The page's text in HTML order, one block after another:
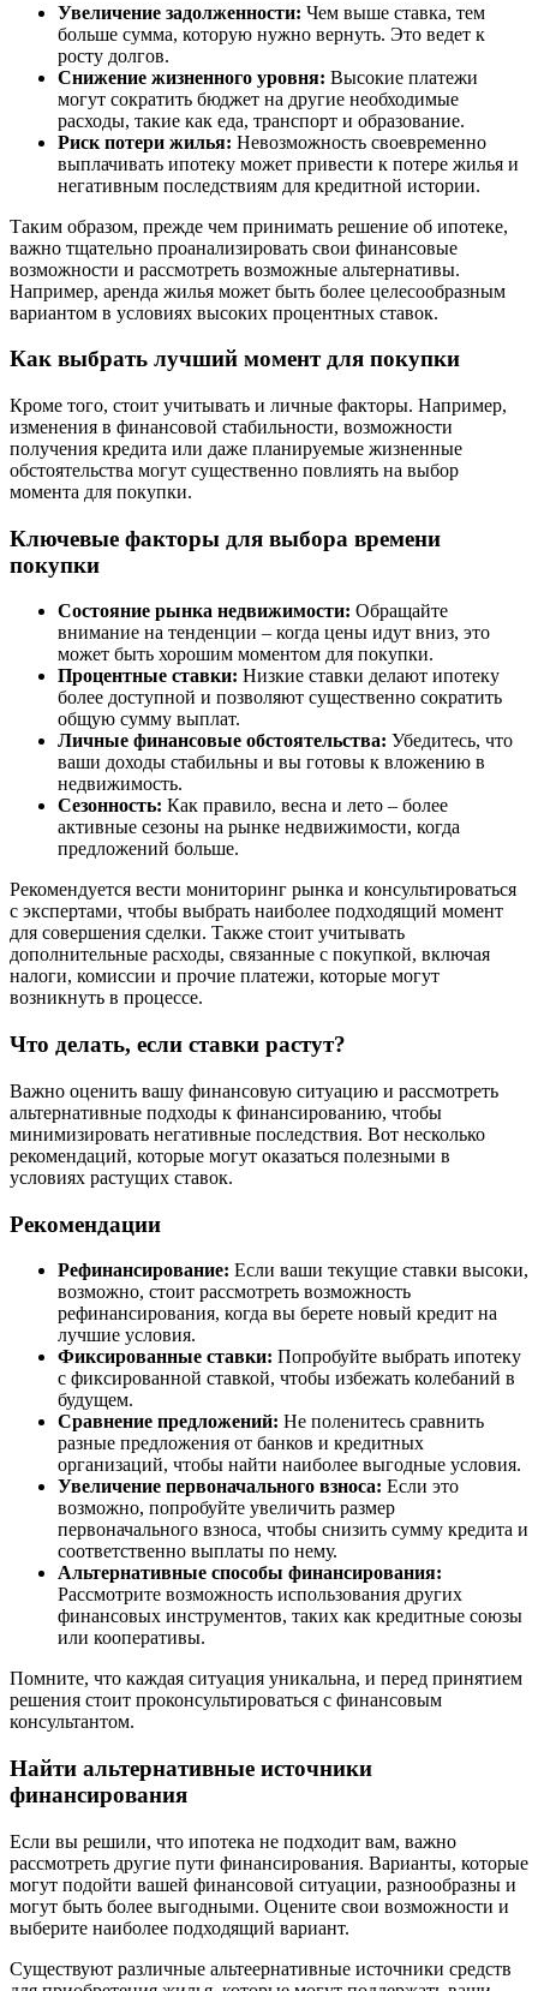
Увеличение задолженности: Чем выше ставка, тем
больше сумма, которую нужно вернуть. Это ведет к
росту долгов.
Снижение жизненного уровня: Высокие платежи
могут сократить бюджет на другие необходимые
расходы, такие как еда, транспорт и образование.
Риск потери жилья: Невозможность своевременно
выплачивать ипотеку может привести к потере жилья и
негативным последствиям для кредитной истории.
Таким образом, прежде чем принимать решение об ипотеке,
важно тщательно проанализировать свои финансовые
возможности и рассмотреть возможные альтернативы.
Например, аренда жилья может быть более целесообразным
вариантом в условиях высоких процентных ставок.
Как выбрать лучший момент для покупки
Кроме того, стоит учитывать и личные факторы. Например,
изменения в финансовой стабильности, возможности
получения кредита или даже планируемые жизненные
обстоятельства могут существенно повлиять на выбор
момента для покупки.
Ключевые факторы для выбора времени
покупки
Состояние рынка недвижимости: Обращайте
внимание на тенденции – когда цены идут вниз, это
может быть хорошим моментом для покупки.
Процентные ставки: Низкие ставки делают ипотеку
более доступной и позволяют существенно сократить
общую сумму выплат.
Личные финансовые обстоятельства: Убедитесь, что
ваши доходы стабильны и вы готовы к вложению в
недвижимость.
Сезонность: Как правило, весна и лето – более
активные сезоны на рынке недвижимости, когда
предложений больше.
Рекомендуется вести мониторинг рынка и консультироваться
с экспертами, чтобы выбрать наиболее подходящий момент
для совершения сделки. Также стоит учитывать
дополнительные расходы, связанные с покупкой, включая
налоги, комиссии и прочие платежи, которые могут
возникнуть в процессе.
Что делать, если ставки растут?
Важно оценить вашу финансовую ситуацию и рассмотреть
альтернативные подходы к финансированию, чтобы
минимизировать негативные последствия. Вот несколько
рекомендаций, которые могут оказаться полезными в
условиях растущих ставок.
Рекомендации
Рефинансирование: Если ваши текущие ставки высоки,
возможно, стоит рассмотреть возможность
рефинансирования, когда вы берете новый кредит на
лучшие условия.
Фиксированные ставки: Попробуйте выбрать ипотеку
с фиксированной ставкой, чтобы избежать колебаний в
будущем.
Сравнение предложений: Не поленитесь сравнить
разные предложения от банков и кредитных
организаций, чтобы найти наиболее выгодные условия.
Увеличение первоначального взноса: Если это
возможно, попробуйте увеличить размер
первоначального взноса, чтобы снизить сумму кредита и
соответственно выплаты по нему.
Альтернативные способы финансирования:
Рассмотрите возможность использования других
финансовых инструментов, таких как кредитные союзы
или кооперативы.
Помните, что каждая ситуация уникальна, и перед принятием
решения стоит проконсультироваться с финансовым
консультантом.
Найти альтернативные источники
финансирования
Если вы решили, что ипотека не подходит вам, важно
рассмотреть другие пути финансирования. Варианты, которые
могут подойти вашей финансовой ситуации, разнообразны и
могут быть более выгодными. Оцените свои возможности и
выберите наиболее подходящий вариант.
Существуют различные альтеернативные источники средств